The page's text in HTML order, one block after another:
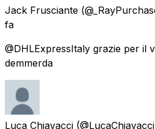
Jack Frusciante
fa
@DHLExpressItaly grazie per il
demmerda
Luca Chiavacci